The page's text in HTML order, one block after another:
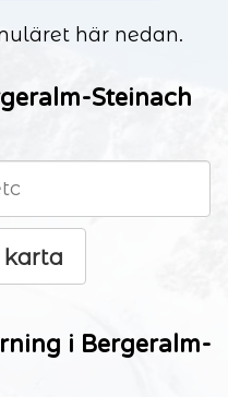
här nedan.
Steinach
karta
i Bergeralm-